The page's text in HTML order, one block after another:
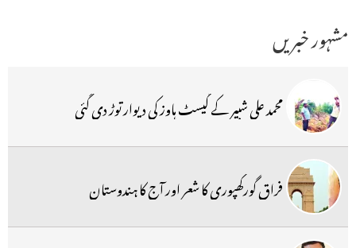
مشہور خبریں
محمد علی شبیر کے گیسٹ ہاوز کی دیوار توڑ دی گئی
فراق گورکھپوری کا شعر اور آج کا ہندوستان